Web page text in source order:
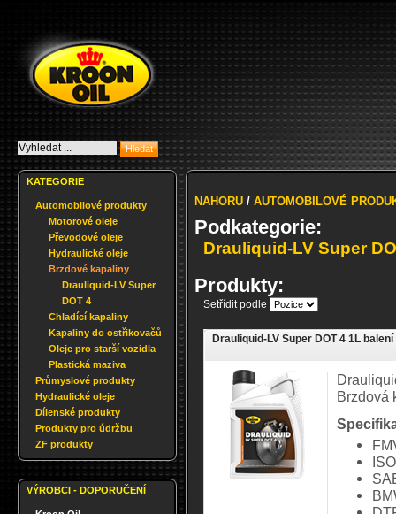
KATEGORIE
Automobilové produkty
Motorové oleje
Převodové oleje
Hydraulické oleje
Brzdové kapaliny
Drauliquid-LV Super
DOT 4
Chladící kapaliny
Kapaliny do ostřikovačů
Oleje pro starší vozidla
Plastická maziva
Průmyslové produkty
Hydraulické oleje
Dílenské produkty
Produkty pro údržbu
ZF produkty
VÝROBCI - DOPORUČENÍ
NAHORU / AUTOMOBILOVÉ
Podkategorie:
Drauliquid-LV Super
Produkty:
Setřídit podle
Drauliquid-LV Super DOT 4 1L balení
Brzdová